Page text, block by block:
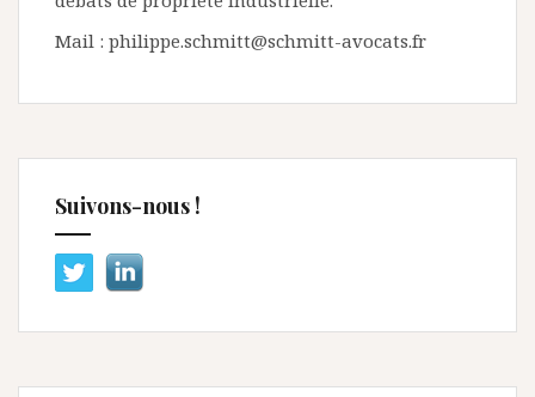
Mail : philippe.schmitt@schmitt-avocats.fr
Suivons-nous !